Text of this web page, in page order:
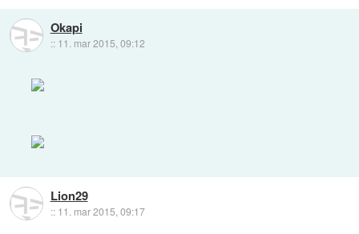
Okapi
:: 11. mar 2015, 09:12
Lion29
:: 11. mar 2015, 09:17